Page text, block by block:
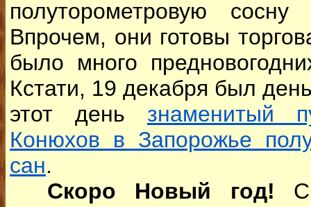
полуторометровую
Впрочем, они готовы
было много
Кстати, 19 декабря был
этот день знаменитый
Конюхов в Запорожье
сан.
Скоро Новый год! С